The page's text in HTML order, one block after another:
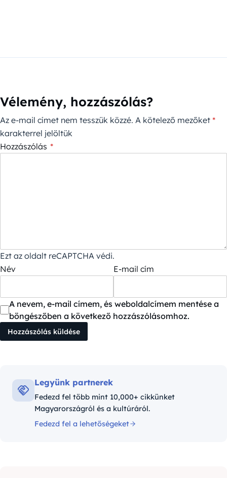
Vélemény, hozzászólás?
Az e-mail címet nem tesszük közzé. A kötelező mezőket *
karakterrel jelöltük
Hozzászólás *
Ezt az oldalt reCAPTCHA védi.
Név
E-mail cím
A nevem, e-mail címem, és weboldalcímem mentése a
böngészőben a következő hozzászólásomhoz.
Legyünk partnerek
Fedezd fel több mint 10,000+ cikkünket
Magyarországról és a kultúráról.
Fedezd fel a lehetőségeket